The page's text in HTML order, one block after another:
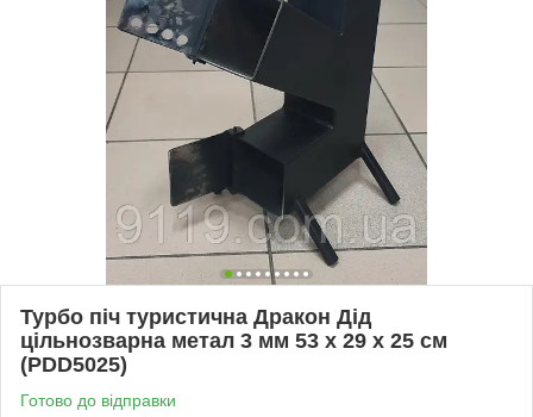
Турбо піч туристична Дракон Дід
цільнозварна метал 3 мм 53 х 29 х 25 см
(PDD5025)
Готово до відправки